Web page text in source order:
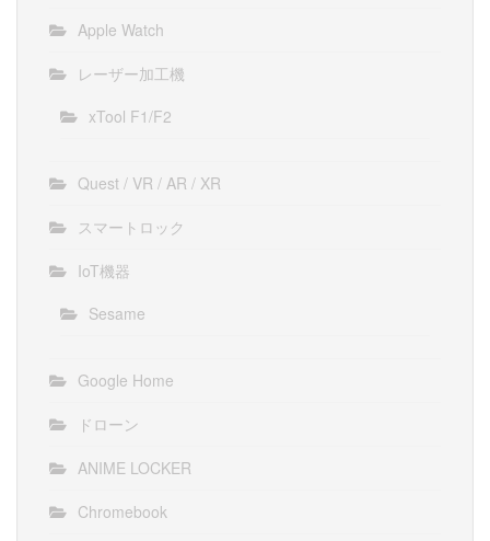
Apple Watch
レーザー加工機
xTool F1/F2
Quest / VR / AR / XR
スマートロック
IoT機器
Sesame
Google Home
ドローン
ANIME LOCKER
Chromebook